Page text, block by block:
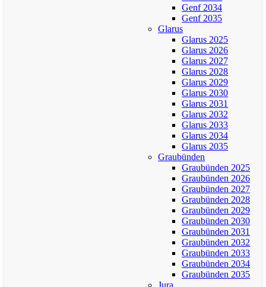
Genf 2034
Genf 2035
Glarus
Glarus 2025
Glarus 2026
Glarus 2027
Glarus 2028
Glarus 2029
Glarus 2030
Glarus 2031
Glarus 2032
Glarus 2033
Glarus 2034
Glarus 2035
Graubünden
Graubünden 2025
Graubünden 2026
Graubünden 2027
Graubünden 2028
Graubünden 2029
Graubünden 2030
Graubünden 2031
Graubünden 2032
Graubünden 2033
Graubünden 2034
Graubünden 2035
Jura